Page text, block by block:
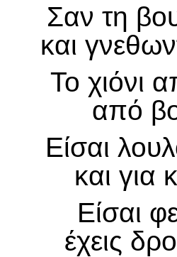
Σαν τη
και
Το χιόνι
από
Είσαι
και για
Είσαι
έχεις